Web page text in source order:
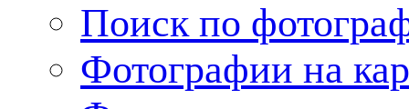
Поиск по
Фотографии на